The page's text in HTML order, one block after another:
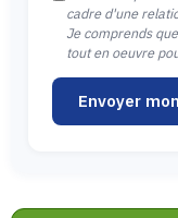
cadre d'une
Je comprends
tout en oeuvre
Envoyer